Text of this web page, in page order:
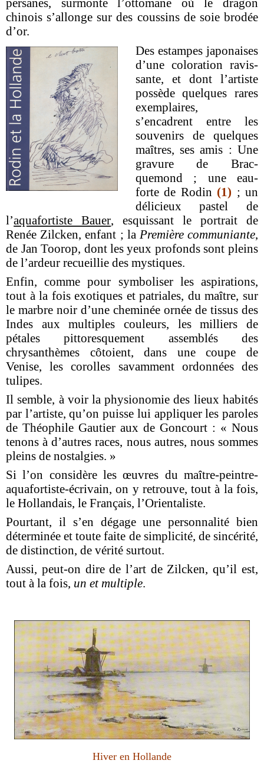
persanes, surmonte l’ottomane où le dragon
chinois s’allonge sur des coussins de soie brodée
d’or.
Des estampes japonaises
d’une coloration ravis-
sante, et dont l’artiste
possède quelques rares
exemplaires,
s’encadrent entre les
souvenirs de quelques
maîtres, ses amis : Une
gravure de Brac-
quemond ; une eau-
forte de Rodin (1) ; un
délicieux pastel de
l’aquafortiste Bauer, esquissant le portrait de
Renée Zilcken, enfant ; la Première communiante,
de Jan Toorop, dont les yeux profonds sont pleins
de l’ardeur recueillie des mystiques.
Enfin, comme pour symboliser les aspirations,
tout à la fois exotiques et patriales, du maître, sur
le marbre noir d’une cheminée ornée de tissus des
Indes aux multiples couleurs, les milliers de
pétales pittoresquement assemblés des
chrysanthèmes côtoient, dans une coupe de
Venise, les corolles savamment ordonnées des
tulipes.
Il semble, à voir la physionomie des lieux habités
par l’artiste, qu’on puisse lui appliquer les paroles
de Théophile Gautier aux de Goncourt : « Nous
tenons à d’autres races, nous autres, nous sommes
pleins de nostalgies. »
Si l’on considère les œuvres du maître-peintre-
aquafortiste-écrivain, on y retrouve, tout à la fois,
le Hollandais, le Français, l’Orientaliste.
Pourtant, il s’en dégage une personnalité bien
déterminée et toute faite de simplicité, de sincérité,
de distinction, de vérité surtout.
Aussi, peut-on dire de l’art de Zilcken, qu’il est,
tout à la fois, un et multiple.
Hiver en Hollande